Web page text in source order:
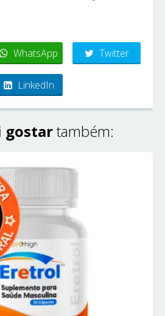
WhatsApp Twitter
LinkedIn
gostartambém: